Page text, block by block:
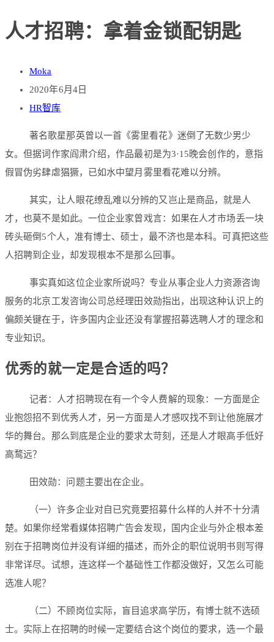
人才招聘：拿着金锁配钥匙
Moka
2020年6月4日
HR智库
著名歌星那英曾以一首《雾里看花》迷倒了无数少男少
女。但据词作家阎肃介绍，作品最初是为3·15晚会创作的，意指
假冒伪劣肆虐猖獗，已如水中望月雾里看花难以分辨。
其实，让人眼花缭乱难以分辨的又岂止是商品，就是人
才，也莫不是如此。一位企业家曾戏言：如果在人才市场丢一块
砖头砸倒5个人，准有博士、硕士，最不济也是本科。可真把这些
人招聘到企业，却发现根本不是那么回事。
事实真如这位企业家所说吗？专业从事企业人力资源咨询
服务的北京工发咨询公司总经理田效勋指出，出现这种认识上的
偏颇关键在于，许多国内企业还没有掌握招募选聘人才的理念和
专业知识。
优秀的就一定是合适的吗？
记者：人才招聘现在有一个令人费解的现象：一方面是企
业抱怨招不到优秀人才，另一方面是人才感叹找不到让他施展才
华的舞台。那么到底是企业的要求太苛刻，还是人才眼高手低好
高鹜远？
田效勋：问题主要出在企业。
（一）许多企业对自已究竟要招募什么样的人并不十分清
楚。如果你经常看媒体招聘广告会发现，国内企业与外企根本差
别在于招聘岗位并没有详细的描述，而外企的职位说明书则写得
非常详尽。试想，连这样一个基础性工作都没做好，又怎么可能
选准人呢？
（二）不顾岗位实际，盲目追求高学历，有博士就不选硕
士。实际上在招聘的时候一定要结合这个岗位的要求，选一个最